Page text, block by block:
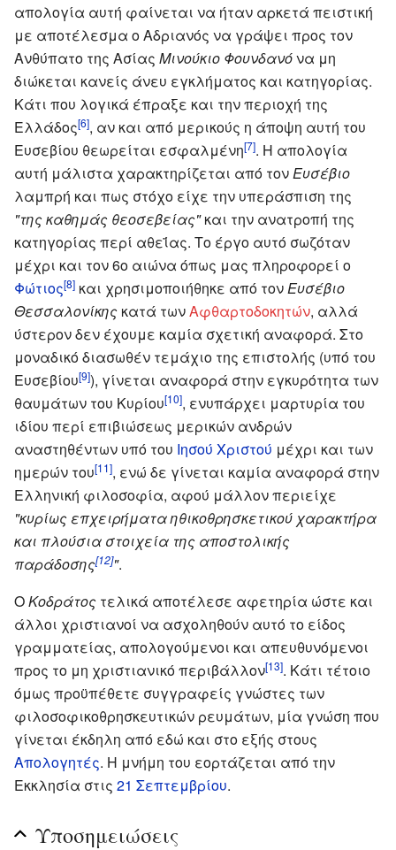
απολογία αυτή φαίνεται να ήταν αρκετά πειστική
με αποτέλεσμα ο Αδριανός να γράψει προς τον
Ανθύπατο της Ασίας Μινούκιο Φουνδανόνα μη
διώκεται κανείς άνευ εγκλήματος και κατηγορίας.
Κάτι που λογικά έπραξε και την περιοχή της
Ελλάδος[6], αν και από μερικούς η άποψη αυτή του
Ευσεβίου θεωρείται εσφαλμένη[7]. Η απολογία
αυτή μάλιστα χαρακτηρίζεται από τον Ευσέβιο
λαμπρή και πως στόχο είχε την υπεράσπιση της
"της καθημάς θεοσεβείας"και την ανατροπή της
κατηγορίας περί αθεΐας. Το έργο αυτό σωζόταν
μέχρι και τον 6ο αιώνα όπως μας πληροφορεί ο
Φώτιος[8] και χρησιμοποιήθηκε από τον Ευσέβιο
Θεσσαλονίκης κατά τωνΑφθαρτοδοκητών, αλλά
ύστερον δεν έχουμε καμία σχετική αναφορά. Στο
μοναδικό διασωθέν τεμάχιο της επιστολής (υπό του
Ευσεβίου[9]), γίνεται αναφορά στην εγκυρότητα των
θαυμάτων του Κυρίου[10], ενυπάρχει μαρτυρία του
ιδίου περί επιβιώσεως μερικών ανδρών
αναστηθέντων υπό του Ιησού Χριστού μέχρι και των
ημερών του[11], ενώ δε γίνεται καμία αναφορά στην
Ελληνική φιλοσοφία, αφού μάλλον περιείχε
"κυρίως επχειρήματα ηθικοθρησκετικού χαρακτήρα
και πλούσια στοιχεία της αποστολικής
παράδοσης[12]".
ΟΚοδράτος τελικά αποτέλεσε αφετηρία ώστε και
άλλοι χριστιανοί να ασχοληθούν αυτό το είδος
γραμματείας, απολογούμενοι και απευθυνόμενοι
προς το μη χριστιανικό περιβάλλον[13]. Κάτι τέτοιο
όμως προϋπέθετε συγγραφείς γνώστες των
φιλοσοφικοθρησκευτικών ρευμάτων, μία γνώση που
γίνεται έκδηλη από εδώ και στο εξής στους
Απολογητές. Η μνήμη του εορτάζεται από την
Εκκλησία στις 21 Σεπτεμβρίου.
Υποσημειώσεις